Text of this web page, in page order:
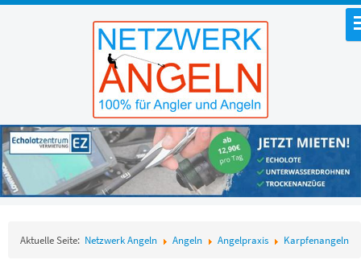
Aktuelle Seite: Netzwerk Angeln Angeln Angelpraxis Karpfenangeln